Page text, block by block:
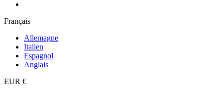
Français
Allemagne
Italien
Espagnol
Anglais
EUR €